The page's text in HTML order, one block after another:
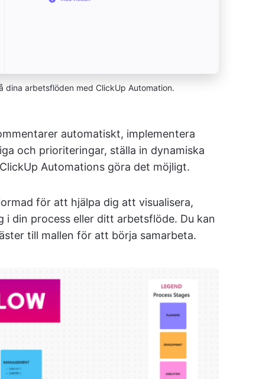
dina arbetsflöden med ClickUp Automation.
automatiskt, implementera
och prioriteringar, ställa in dynamiska
Automations göra det möjligt.
för att hjälpa dig att visualisera,
i din process eller ditt arbetsflöde. Du kan
till mallen för att börja samarbeta.